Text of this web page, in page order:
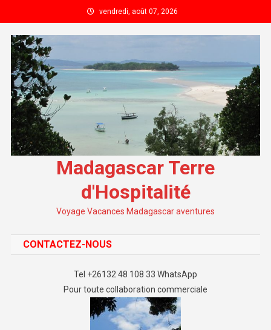
vendredi, août 07, 2026
Madagascar Terre
d'Hospitalité
Voyage Vacances Madagascar aventures
CONTACTEZ-NOUS
Tel +26132 48 108 33 WhatsApp
Pour toute collaboration commerciale